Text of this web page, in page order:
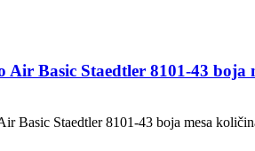
Basic Staedtler 8101-43 boja
Basic Staedtler 8101-43 boja mesa